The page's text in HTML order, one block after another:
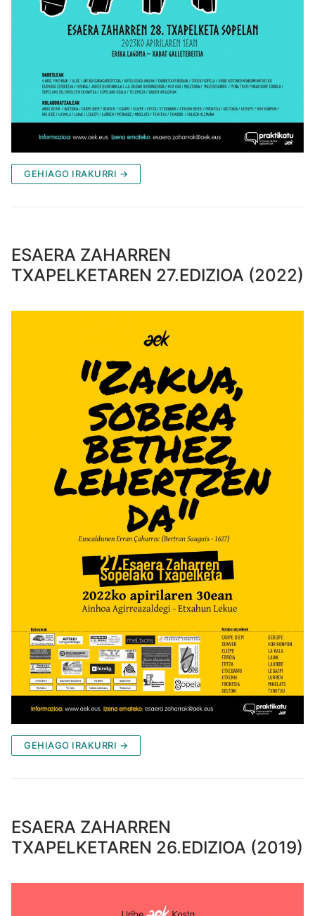
GEHIAGO IRAKURRI →
ESAERA ZAHARREN
TXAPELKETAREN 27.EDIZIOA (2022)
GEHIAGO IRAKURRI →
ESAERA ZAHARREN
TXAPELKETAREN 26.EDIZIOA (2019)